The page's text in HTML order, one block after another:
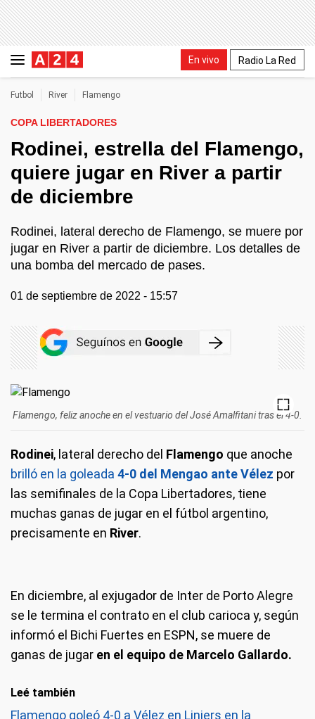
En vivo Radio La Red
Futbol River Flamengo
COPA LIBERTADORES
Rodinei, estrella del Flamengo,
quiere jugar en River a partir
de diciembre
Rodinei, lateral derecho de Flamengo, se muere por
jugar en River a partir de diciembre. Los detalles de
una bomba del mercado de pases.
01 de septiembre de 2022 - 15:57
Flamengo, feliz anoche en el vestuario del José Amalfitani tras el 4-0.
Rodinei, lateral derecho del Flamengo que anoche
brilló en la goleada 4-0 del Mengao ante Vélez por
las semifinales de la Copa Libertadores, tiene
muchas ganas de jugar en el fútbol argentino,
precisamente en River.
En diciembre, al exjugador de Inter de Porto Alegre
se le termina el contrato en el club carioca y, según
informó el Bichi Fuertes en ESPN, se muere de
ganas de jugar en el equipo de Marcelo Gallardo.
Leé también
Flamengo goleó 4-0 a Vélez en Liniers en la